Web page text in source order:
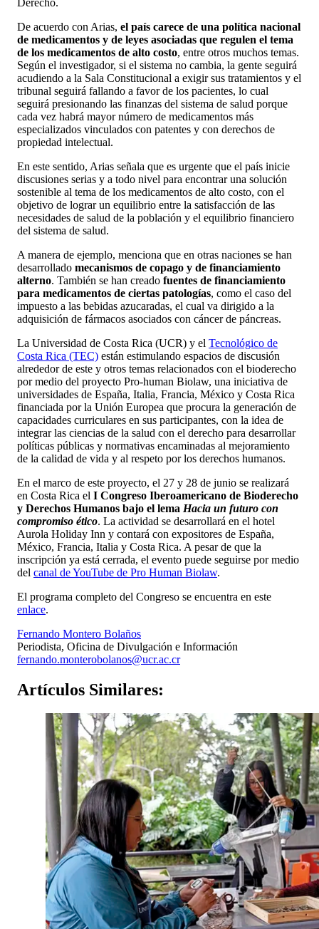
De acuerdo con Arias, el país carece de una política nacional
de medicamentos y de leyes asociadas que regulen el tema
de los medicamentos de alto costo, entre otros muchos temas.
Según el investigador, si el sistema no cambia, la gente seguirá
acudiendo a la Sala Constitucional a exigir sus tratamientos y el
tribunal seguirá fallando a favor de los pacientes, lo cual
seguirá presionando las finanzas del sistema de salud porque
cada vez habrá mayor número de medicamentos más
especializados vinculados con patentes y con derechos de
propiedad intelectual.
En este sentido, Arias señala que es urgente que el país inicie
discusiones serias y a todo nivel para encontrar una solución
sostenible al tema de los medicamentos de alto costo, con el
objetivo de lograr un equilibrio entre la satisfacción de las
necesidades de salud de la población y el equilibrio financiero
del sistema de salud.
A manera de ejemplo, menciona que en otras naciones se han
desarrollado mecanismos de copago y de financiamiento
alterno. También se han creado fuentes de financiamiento
para medicamentos de ciertas patologías, como el caso del
impuesto a las bebidas azucaradas, el cual va dirigido a la
adquisición de fármacos asociados con cáncer de páncreas.
La Universidad de Costa Rica (UCR) y el Tecnológico de
Costa Rica (TEC) están estimulando espacios de discusión
alrededor de este y otros temas relacionados con el bioderecho
por medio del proyecto Pro-human Biolaw, una iniciativa de
universidades de España, Italia, Francia, México y Costa Rica
financiada por la Unión Europea que procura la generación de
capacidades curriculares en sus participantes, con la idea de
integrar las ciencias de la salud con el derecho para desarrollar
políticas públicas y normativas encaminadas al mejoramiento
de la calidad de vida y al respeto por los derechos humanos.
En el marco de este proyecto, el 27 y 28 de junio se realizará
en Costa Rica el I Congreso Iberoamericano de Bioderecho
y Derechos Humanos bajo el lema Hacia un futuro con
compromiso ético. La actividad se desarrollará en el hotel
Aurola Holiday Inn y contará con expositores de España,
México, Francia, Italia y Costa Rica. A pesar de que la
inscripción ya está cerrada, el evento puede seguirse por medio
del canal de YouTube de Pro Human Biolaw.
El programa completo del Congreso se encuentra en este
enlace.
Fernando Montero Bolaños
Periodista, Oficina de Divulgación e Información
fernando.monterobolanos@ucr.ac.cr
Artículos Similares: